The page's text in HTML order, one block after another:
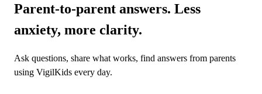
Parent-to-parent answers. Less
anxiety, more clarity.
Ask questions, share what works, find answers from parents
using VigilKids every day.